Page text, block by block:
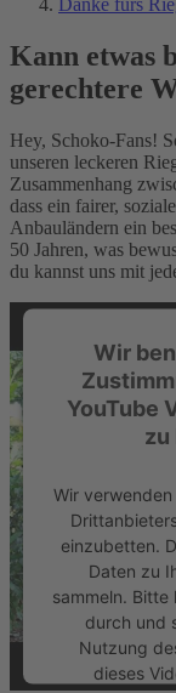
Kann etwas
gerechtere
Hey, Schoko-Fans!
unseren leckeren
Zusammenhang
dass ein fairer,
Anbauländern ein
50 Jahren, was
du kannst uns mit
Wir
YouTube
zu
Wir
einzubetten.
Daten zu
sammeln. Bitte
durch und
Nutzung
dieses